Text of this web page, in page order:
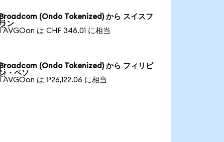
(Ondo Tokenized) から スイスフ
ン
AVGOon は CHF 348.01 に相当
(Ondo Tokenized) から フィリピ
・ペソ
AVGOon は ₱26,122.06 に相当